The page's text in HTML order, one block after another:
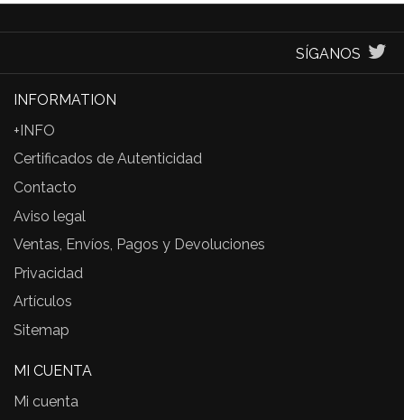
SÍGANOS
INFORMATION
+INFO
Certificados de Autenticidad
Contacto
Aviso legal
Ventas, Envíos, Pagos y Devoluciones
Privacidad
Artículos
Sitemap
MI CUENTA
Mi cuenta